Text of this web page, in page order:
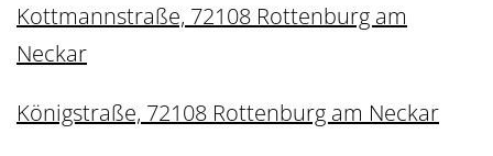
Kottmannstraße, 72108 Rottenburg am
Neckar
Königstraße, 72108 Rottenburg am Neckar